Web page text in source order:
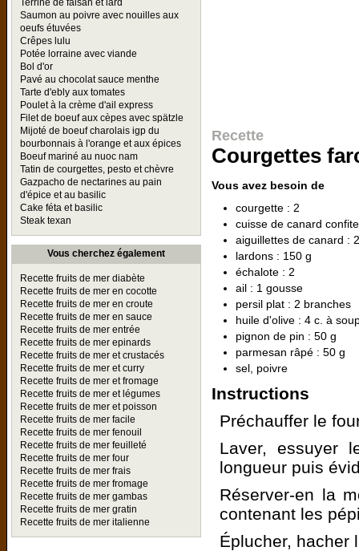
Terrine de faisan et lard
Saumon au poivre avec nouilles aux
oeufs étuvées
Crêpes lulu
Potée lorraine avec viande
Bol d'or
Pavé au chocolat sauce menthe
Tarte d'ebly aux tomates
Poulet à la crème d'ail express
Filet de boeuf aux cèpes avec spätzle
Mijoté de boeuf charolais igp du
bourbonnais à l'orange et aux épices
Boeuf mariné au nuoc nam
Tatin de courgettes, pesto et chèvre
Gazpacho de nectarines au pain
d'épice et au basilic
Cake féta et basilic
Steak texan
Vous cherchez également
Recette fruits de mer diabète
Recette fruits de mer en cocotte
Recette fruits de mer en croute
Recette fruits de mer en sauce
Recette fruits de mer entrée
Recette fruits de mer epinards
Recette fruits de mer et crustacés
Recette fruits de mer et curry
Recette fruits de mer et fromage
Recette fruits de mer et légumes
Recette fruits de mer et poisson
Recette fruits de mer facile
Recette fruits de mer fenouil
Recette fruits de mer feuilleté
Recette fruits de mer four
Recette fruits de mer frais
Recette fruits de mer fromage
Recette fruits de mer gambas
Recette fruits de mer gratin
Recette fruits de mer italienne
Recette
Courgettes
Vous avez besoin de
courgette : 2
cuisse de canard
aiguillettes de canard :
lardons : 150 g
échalote : 2
ail : 1 gousse
persil plat : 2 branches
huile d'olive : 4 c. à
pignon de pin : 50 g
parmesan râpé : 50 g
sel, poivre
Instructions
Préchauffer le
Laver, essuyer
longueur puis
Réserver-en la
contenant les
Éplucher, hacher